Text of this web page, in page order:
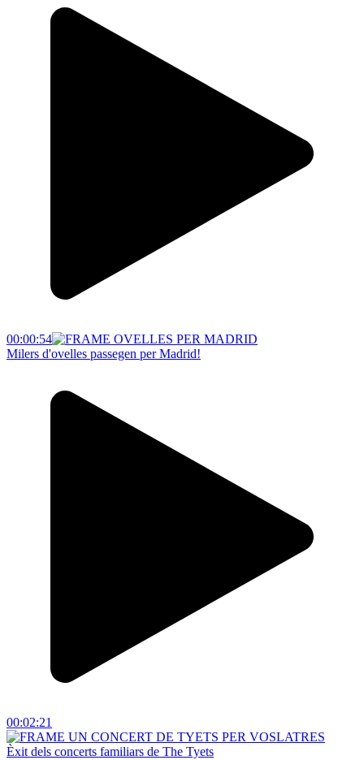
00:00:54
Milers d'ovelles passegen per Madrid!
00:02:21
Èxit dels concerts familiars de The Tyets